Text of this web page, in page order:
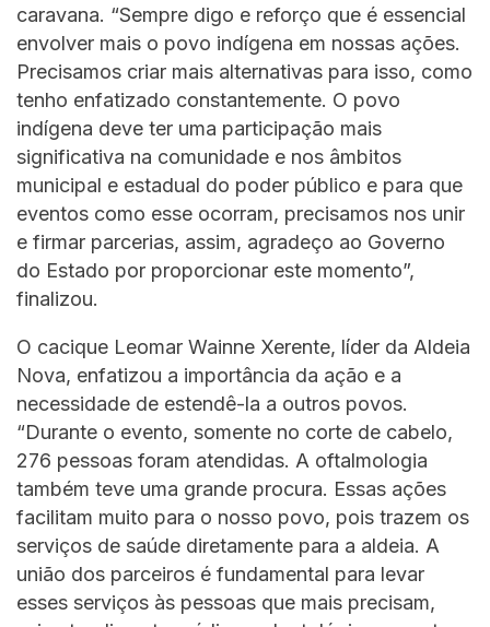
caravana. “Sempre digo e reforço que é essencial
envolver mais o povo indígena em nossas ações.
Precisamos criar mais alternativas para isso, como
tenho enfatizado constantemente. O povo
indígena deve ter uma participação mais
significativa na comunidade e nos âmbitos
municipal e estadual do poder público e para que
eventos como esse ocorram, precisamos nos unir
e firmar parcerias, assim, agradeço ao Governo
do Estado por proporcionar este momento”,
finalizou.
O cacique Leomar Wainne Xerente, líder da Aldeia
Nova, enfatizou a importância da ação e a
necessidade de estendê-la a outros povos.
“Durante o evento, somente no corte de cabelo,
276 pessoas foram atendidas. A oftalmologia
também teve uma grande procura. Essas ações
facilitam muito para o nosso povo, pois trazem os
serviços de saúde diretamente para a aldeia. A
união dos parceiros é fundamental para levar
esses serviços às pessoas que mais precisam,